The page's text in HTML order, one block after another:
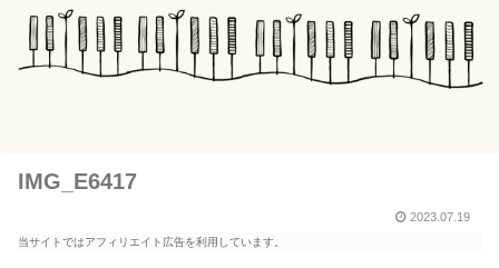
IMG_E6417
2023.07.19
当サイトではアフィリエイト広告を利用しています。